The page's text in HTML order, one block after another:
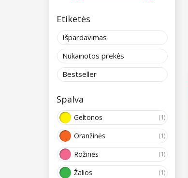
Etiketės
Išpardavimas
Nukainotos prekės
Bestseller
Spalva
Geltonos (1)
Oranžinės (1)
Rožinės (1)
Žalios (1)